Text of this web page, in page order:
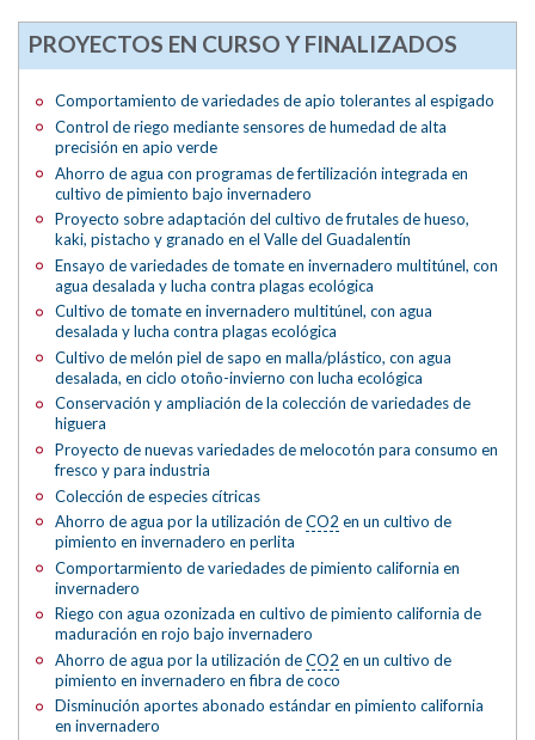
PROYECTOS EN CURSO Y FINALIZADOS
Comportamiento de variedades de apio tolerantes al espigado
Control de riego mediante sensores de humedad de alta
precisión en apio verde
Ahorro de agua con programas de fertilización integrada en
cultivo de pimiento bajo invernadero
Proyecto sobre adaptación del cultivo de frutales de hueso,
kaki, pistacho y granado en el Valle del Guadalentín
Ensayo de variedades de tomate en invernadero multitúnel, con
agua desalada y lucha contra plagas ecológica
Cultivo de tomate en invernadero multitúnel, con agua
desalada y lucha contra plagas ecológica
Cultivo de melón piel de sapo en malla/plástico, con agua
desalada, en ciclo otoño-invierno con lucha ecológica
Conservación y ampliación de la colección de variedades de
higuera
Proyecto de nuevas variedades de melocotón para consumo en
fresco y para industria
Colección de especies cítricas
Ahorro de agua por la utilización deCO2 en un cultivo de
pimiento en invernadero en perlita
Comportarmiento de variedades de pimiento california en
invernadero
Riego con agua ozonizada en cultivo de pimiento california de
maduración en rojo bajo invernadero
Ahorro de agua por la utilización deCO2 en un cultivo de
pimiento en invernadero en fibra de coco
Disminución aportes abonado estándar en pimiento california
en invernadero